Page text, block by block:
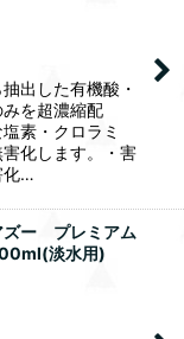
出した有機酸・
を超濃縮配
素・クロラミ
化します。・害
化…
ズー プレミアム
淡水用)